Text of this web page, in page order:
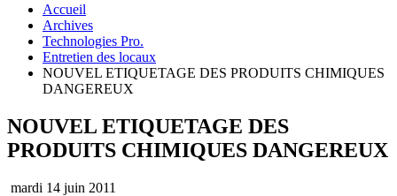
Accueil
Archives
Technologies Pro.
Entretien des locaux
NOUVEL ETIQUETAGE DES PRODUITS CHIMIQUES
DANGEREUX
NOUVEL ETIQUETAGE DES
PRODUITS CHIMIQUES DANGEREUX
mardi 14 juin 2011